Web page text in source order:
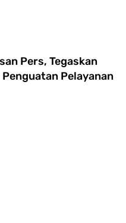
Pers, Tegaskan
Pelayanan